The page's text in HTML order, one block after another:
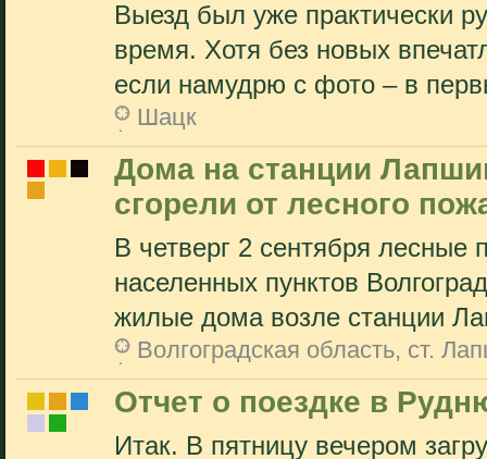
Выезд был уже практически
время. Хотя без новых
если намудрю с фото – в
Шацк
Дома на станции
сгорели от лесного
В четверг 2 сентября лесные
населенных пунктов
жилые дома возле станции
Волгоградская область, ст.
Отчет о поездке в
Итак. В пятницу вечером